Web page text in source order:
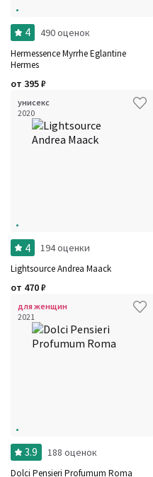
4 490 оценок
Hermessence Myrrhe Eglantine
Hermes
от 395₽
унисекс
2020
4 194 оценки
Lightsource Andrea Maack
от 470₽
для женщин
2021
3.9 188 оценок
Dolci Pensieri Profumum Roma